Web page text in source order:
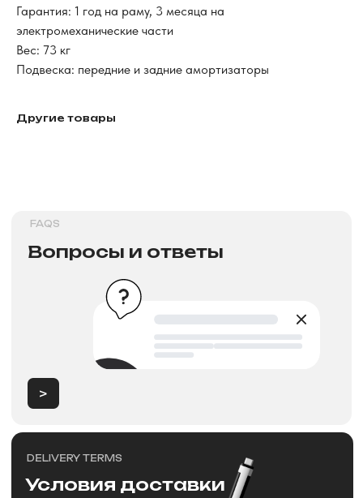
Гарантия: 1 год на раму, 3 месяца на
электромеханические части
Вес: 73 кг
Подвеска: передние и задние амортизаторы
Другие товары
>
Рассрочка и кредит
INSTALLMENT AND CREDIT
Способы оплат